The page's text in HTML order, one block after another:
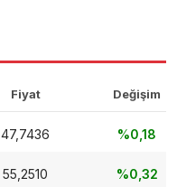
Fiyat Değişim
47,7436 %0,18
55,2510 %0,32